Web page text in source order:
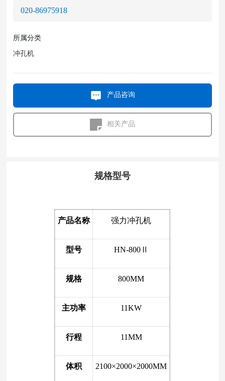
规格型号
产品名称 强力冲孔机
型号 HN-800Ⅱ
规格 800MM
主功率 11KW
行程 11MM
体积 2100×2000×2000MM
020-86975918
所属分类
冲孔机
产品咨询
相关产品